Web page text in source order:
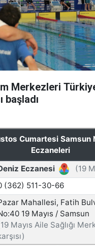
Merkezleri
başladı